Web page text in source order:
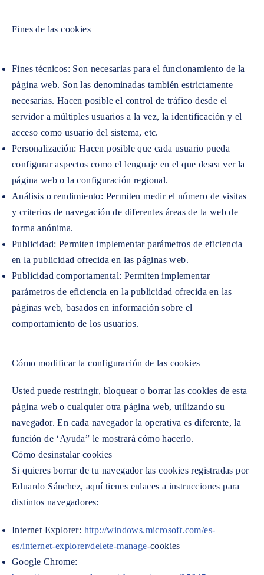
Fines de las cookies
Fines técnicos: Son necesarias para el funcionamiento de la
página web. Son las denominadas también estrictamente
necesarias. Hacen posible el control de tráfico desde el
servidor a múltiples usuarios a la vez, la identificación y el
acceso como usuario del sistema, etc.
Personalización: Hacen posible que cada usuario pueda
configurar aspectos como el lenguaje en el que desea ver la
página web o la configuración regional.
Análisis o rendimiento: Permiten medir el número de visitas
y criterios de navegación de diferentes áreas de la web de
forma anónima.
Publicidad: Permiten implementar parámetros de eficiencia
en la publicidad ofrecida en las páginas web.
Publicidad comportamental: Permiten implementar
parámetros de eficiencia en la publicidad ofrecida en las
páginas web, basados en información sobre el
comportamiento de los usuarios.
Cómo modificar la configuración de las cookies
Usted puede restringir, bloquear o borrar las cookies de esta
página web o cualquier otra página web, utilizando su
navegador. En cada navegador la operativa es diferente, la
función de ‘Ayuda” le mostrará cómo hacerlo.
Cómo desinstalar cookies
Si quieres borrar de tu navegador las cookies registradas por
Eduardo Sánchez, aquí tienes enlaces a instrucciones para
distintos navegadores:
Internet Explorer: http://windows.microsoft.com/es-
es/internet-explorer/delete-manage-cookies
Google Chrome: